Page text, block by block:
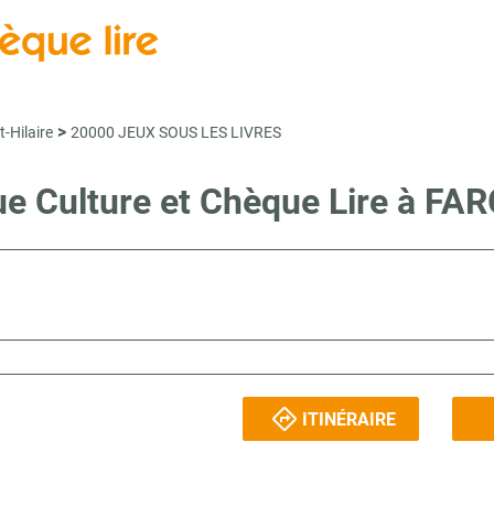
Hilaire > 20000 JEUX SOUS LES LIVRES
Culture et Chèque Lire à
ITINÉRAIRE